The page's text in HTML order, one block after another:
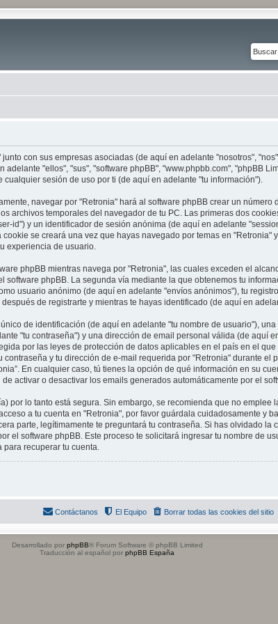
con sus empresas asociadas (de aquí en adelante "nosotros",
adelante "ellos", "sus", "software phpBB", "www.phpbb.com", "phpBB
sesión de uso por ti (de aquí en adelante "tu información").
navegar por "Retronia" hará al software phpBB crear un número
archivos temporales del navegador de tu PC. Las primeras dos
id") y un identificador de sesión anónima (de aquí en adelante
se creará una vez que hayas navegado por temas en "Retronia"
experiencia de usuario.
phpBB mientras navega por "Retronia", las cuales exceden el
software phpBB. La segunda vía mediante la que obtenemos tu
usuario anónimo (de aquí en adelante "envíos anónimos"), tu
de registrarte y mientras te hayas identificado (de aquí en
de identificación (de aquí en adelante "tu nombre de usuario"), una
"tu contraseña") y una dirección de email personal válida (de aquí
por las leyes de protección de datos aplicables en el país en el
y tu dirección de e-mail requerida por "Retronia" durante el
En cualquier caso, tú tienes la opción de qué información en su
activar o desactivar los emails generados automáticamente por el
por lo tanto está segura. Sin embargo, se recomienda que no emplee
a tu cuenta en "Retronia", por favor guárdala cuidadosamente y
parte, legítimamente te preguntará tu contraseña. Si has olvidado la
el software phpBB. Este proceso te solicitará ingresar tu nombre de
para recuperar tu cuenta.
Borrar todas las cookies del sitio
El Equipo
Contáctanos
Desarrollado por phpBB® Forum Software © phpBB Limited
Traducción al español por phpBB España